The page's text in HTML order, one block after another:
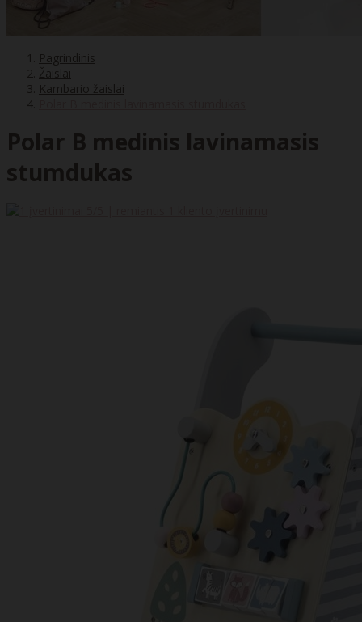
Pagrindinis
Žaislai
Kambario žaislai
Polar B medinis lavinamasis
stumdukas